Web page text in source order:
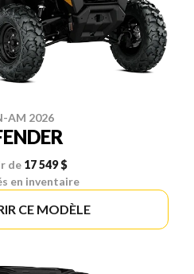
AM 2026
de 17 549 $
en inventaire
CE MODÈLE